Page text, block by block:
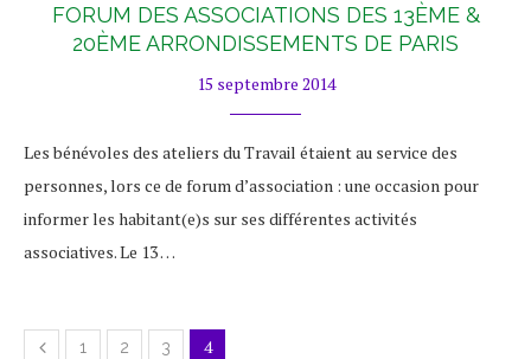
FORUM DES ASSOCIATIONS DES 13ÈME &
20ÈME ARRONDISSEMENTS DE PARIS
15 septembre 2014
Les bénévoles des ateliers du Travail étaient au service des
personnes, lors ce de forum d’association : une occasion pour
informer les habitant(e)s sur ses différentes activités
associatives. Le 13 …
1 2 3 4